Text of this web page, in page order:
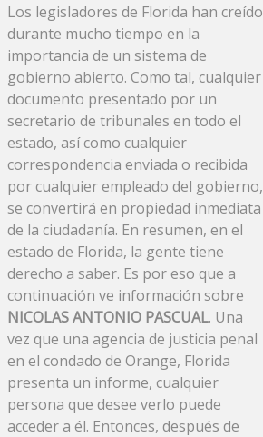
Los legisladores de Florida han creído
durante mucho tiempo en la
importancia de un sistema de
gobierno abierto. Como tal, cualquier
documento presentado por un
secretario de tribunales en todo el
estado, así como cualquier
correspondencia enviada o recibida
por cualquier empleado del gobierno,
se convertirá en propiedad inmediata
de la ciudadanía. En resumen, en el
estado de Florida, la gente tiene
derecho a saber. Es por eso que a
continuación ve información sobre
NICOLAS ANTONIO PASCUAL. Una
vez que una agencia de justicia penal
en el condado de Orange, Florida
presenta un informe, cualquier
persona que desee verlo puede
acceder a él. Entonces, después de